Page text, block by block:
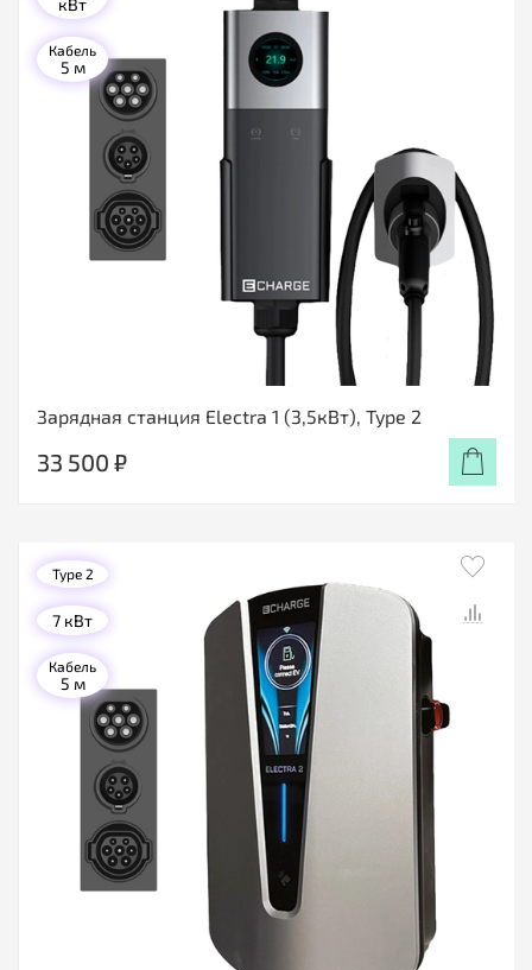
Зарядная станция Electra 1 (3,5кВт), Type 2
кВт
Кабель
5 м
33 500 ₽
Type 2
7 кВт
Кабель
5 м